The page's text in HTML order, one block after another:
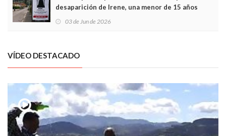
desaparición de Irene, una menor de 15 años
03 de Jun de 2026
VÍDEO DESTACADO